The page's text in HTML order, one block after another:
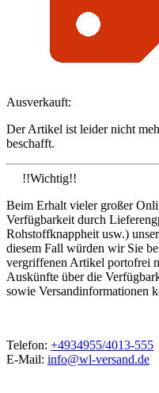
Ausverkauft:
Der Artikel ist leider nicht
beschafft.
!!Wichtig!!
Beim Erhalt vieler großer
Verfügbarkeit durch
Rohstoffknappheit usw.)
diesem Fall würden wir Sie
vergriffenen Artikel portofrei
Auskünfte über die
sowie Versandinformationen
Telefon: +4934955/4013-555
E-Mail: info@wl-versand.de